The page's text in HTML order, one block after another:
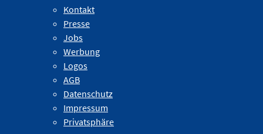
Kontakt
Presse
Jobs
Werbung
Logos
AGB
Datenschutz
Impressum
Privatsphäre